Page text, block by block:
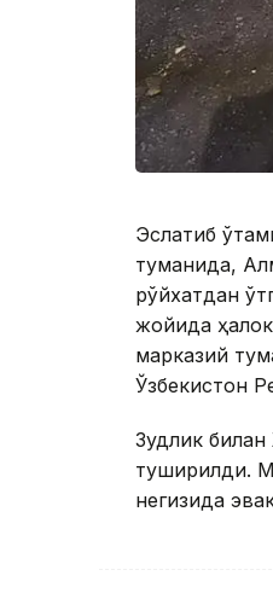
Эслатиб
туманида,
рўйхатдан
жойида
марказий
Ўзбекистон
Зудлик
туширилди.
негизида